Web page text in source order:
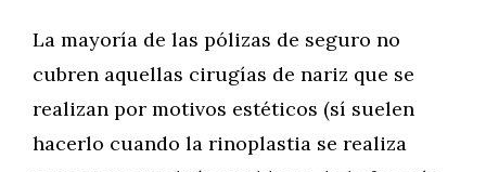
La mayoría de las pólizas de seguro no
cubren aquellas cirugías de nariz que se
realizan por motivos estéticos (sí suelen
hacerlo cuando la rinoplastia se realiza